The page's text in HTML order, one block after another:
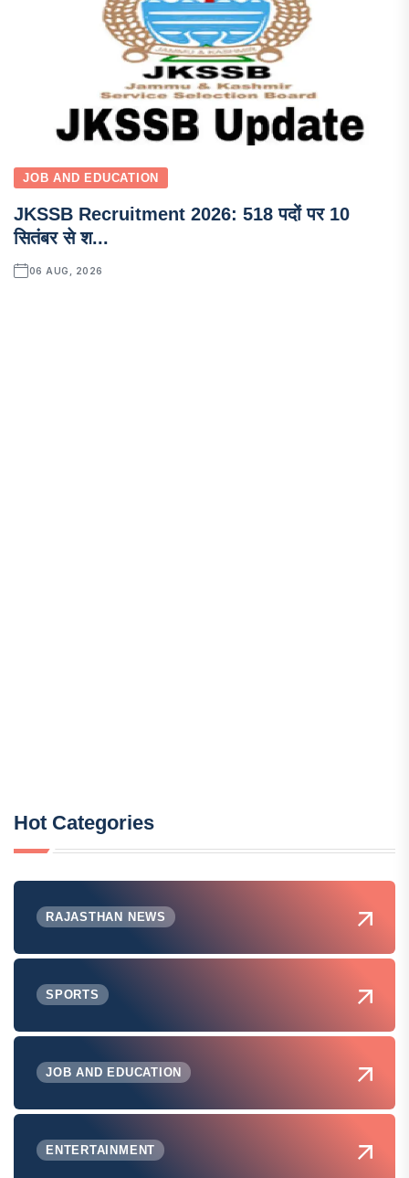
JOB AND EDUCATION
JKSSB Recruitment 2026: 518 पदों पर 10
सितंबर से श...
06 AUG, 2026
Hot Categories
RAJASTHAN NEWS
SPORTS
JOB AND EDUCATION
ENTERTAINMENT